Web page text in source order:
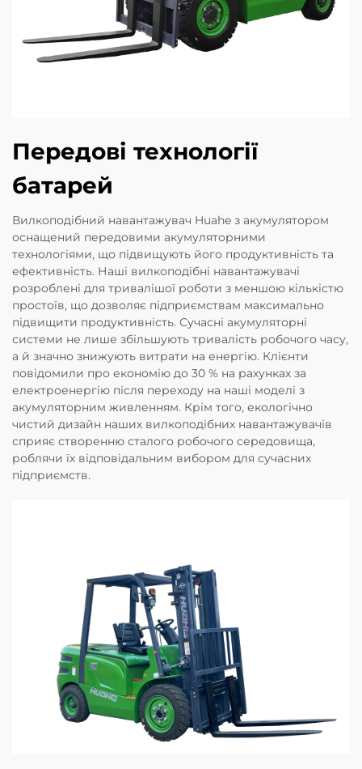
Передові технології
батарей
Вилкоподібний навантажувач Huahe з акумулятором
оснащений передовими акумуляторними
технологіями, що підвищують його продуктивність та
ефективність. Наші вилкоподібні навантажувачі
розроблені для тривалішої роботи з меншою кількістю
простоїв, що дозволяє підприємствам максимально
підвищити продуктивність. Сучасні акумуляторні
системи не лише збільшують тривалість робочого часу,
а й значно знижують витрати на енергію. Клієнти
повідомили про економію до 30 % на рахунках за
електроенергію після переходу на наші моделі з
акумуляторним живленням. Крім того, екологічно
чистий дизайн наших вилкоподібних навантажувачів
сприяє створенню сталого робочого середовища,
роблячи їх відповідальним вибором для сучасних
підприємств.